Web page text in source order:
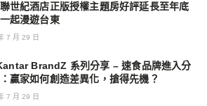
世紀酒店正版授權主題房好評延長至年底
一起漫遊台東
7 月 29 日
BrandZ 系列分享 – 速食品牌進入分
贏家如何創造差異化，搶得先機？
7 月 29 日